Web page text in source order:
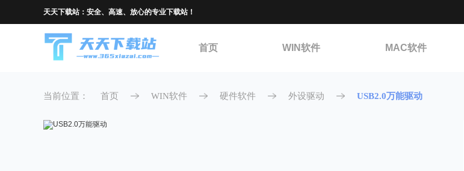
天天下载站：安全、高速、放心的专业下载站！
首页 WIN软件 MAC软件
当前位置： 首页 WIN软件 硬件软件 外设驱动 USB2.0万能驱动